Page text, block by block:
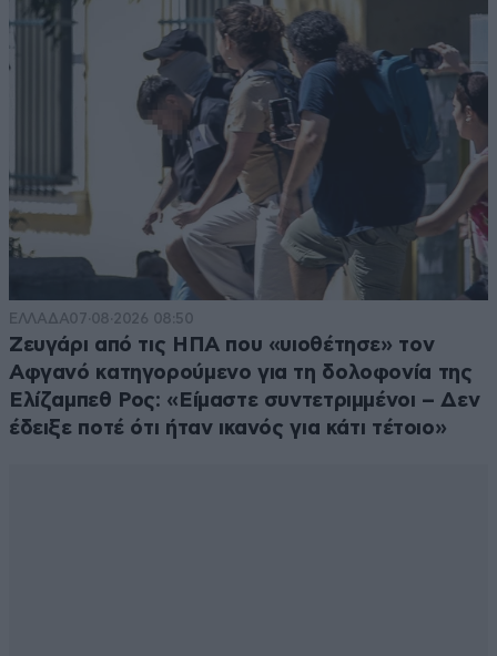
ΕΛΛΑΔΑ07·08·2026 08:50
Ζευγάρι από τις ΗΠΑ που «υιοθέτησε» τον
Αφγανό κατηγορούμενο για τη δολοφονία της
Ελίζαμπεθ Ρος: «Είμαστε συντετριμμένοι – Δεν
έδειξε ποτέ ότι ήταν ικανός για κάτι τέτοιο»